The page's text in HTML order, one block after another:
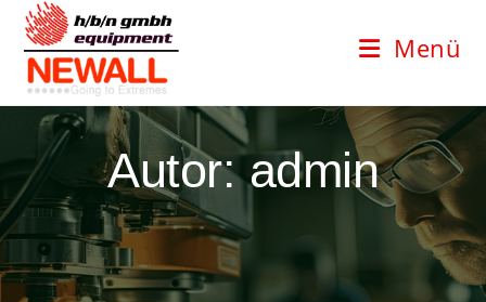
Zum
Inhalt
springen
Menü
Autor:admin